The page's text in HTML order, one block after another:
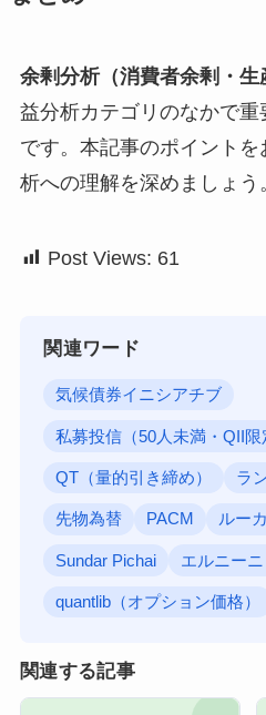
余剰分析（消費者余剰・生
益分析カテゴリのなかで
です。本記事のポイント
析への理解を深めましょう
Post Views: 61
関連ワード
気候債券イニシアチブ
私募投信（50人未満・QII限
QT（量的引き締め） ラ
先物為替 PACM ルー
Sundar Pichai エルニーニ
quantlib（オプション価格）
関連する記事